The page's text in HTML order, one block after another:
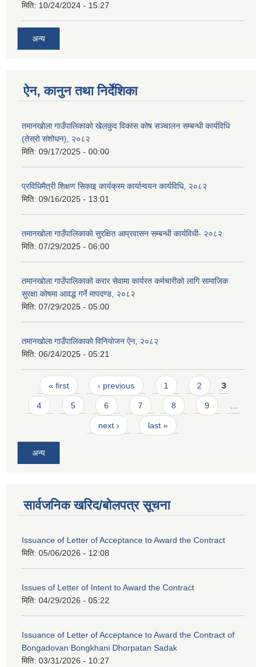
मिति: 10/24/2024 - 15:27
अन्य
ऐन, कानुन तथा निर्देशिका
तमानखोला गाउँपालिकाको खेलकुद विकास कोष सञ्चालन सम्बन्धी कार्यविधि
(तेस्रो संशोधन), २०८२
मिति: 09/17/2025 - 00:00
प्रविधिमैत्री शिक्षण सिकाइ कार्यक्रम कार्यान्वयन कार्यविधि, २०८२
मिति: 09/16/2025 - 13:01
तमानखोला गाउँपालिकाको सुरक्षित आप्रवासन सम्बन्धी कार्यविधी- २०८२
मिति: 07/29/2025 - 06:00
तमानखोला गाउँपालिकाको करार सेवामा कार्यरत कर्मचारीको लागि सामाजिक
सुरक्षा कोषमा आवद्ध गर्ने मापदण्ड, २०८२
मिति: 07/29/2025 - 05:00
तमानखोला गाउँपालिकाको विनियोजन ऐन, २०८२
मिति: 06/24/2025 - 05:21
Pages
« first ‹ previous 1 2 3
4 5 6 7 8 9 …
next › last »
अन्य
सार्वजनिक खरिद/बोलपत्र सूचना
Issuance of Letter of Acceptance to Award the Contract
मिति: 05/06/2026 - 12:08
Issues of Letter of Intent to Award the Contract
मिति: 04/29/2026 - 05:22
Issuance of Letter of Acceptance to Award the Contract of
Bongadovan Bongkhani Dhorpatan Sadak
मिति: 03/31/2026 - 10:27